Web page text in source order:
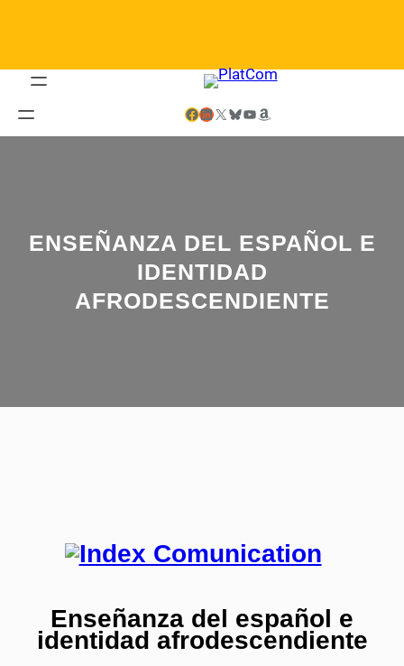
Facebook LinkedIn X Bluesky YouTube Amazon
ENSEÑANZA DEL ESPAÑOL E
IDENTIDAD
AFRODESCENDIENTE
Enseñanza del español e
identidad afrodescendiente